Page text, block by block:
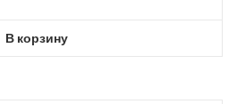
В корзину